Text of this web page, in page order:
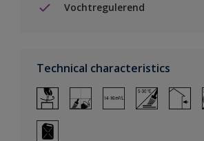
Vochtregulerend
Technical characteristics